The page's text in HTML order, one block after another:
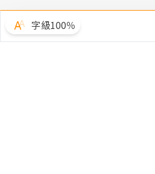
字級100％